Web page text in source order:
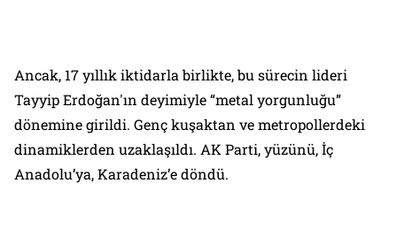
Ancak, 17 yıllık iktidarla birlikte, bu sürecin lideri
Tayyip Erdoğan'ın deyimiyle “metal yorgunluğu”
dönemine girildi. Genç kuşaktan ve metropollerdeki
dinamiklerden uzaklaşıldı. AK Parti, yüzünü, İç
Anadolu’ya, Karadeniz’e döndü.